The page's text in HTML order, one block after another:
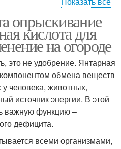
Кислота для роз
Кислота для огурцов
опрыскивание
кислота для
на огороде
это не удобрение. Янтарная
обмена веществ
человека, животных,
источник энергии. В этой
важную функцию –
дефицита.
всеми организмами,